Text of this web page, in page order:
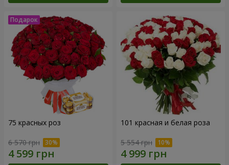
75 красных роз
6 570 грн
101 красная и белая роза
5 554 грн